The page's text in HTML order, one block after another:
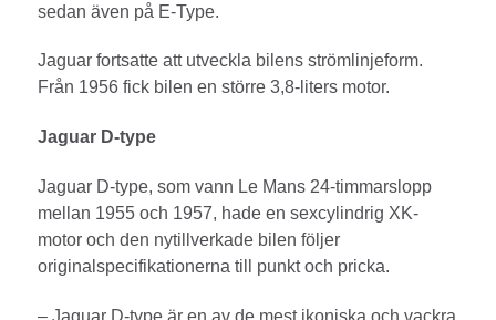
sedan även på E-Type.
Jaguar fortsatte att utveckla bilens strömlinjeform.
Från 1956 fick bilen en större 3,8-liters motor.
Jaguar D-type
Jaguar D-type, som vann Le Mans 24-timmarslopp
mellan 1955 och 1957, hade en sexcylindrig XK-
motor och den nytillverkade bilen följer
originalspecifikationerna till punkt och pricka.
– Jaguar D-type är en av de mest ikoniska och vackra